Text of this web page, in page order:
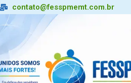
contato@fesspmemt.com.br